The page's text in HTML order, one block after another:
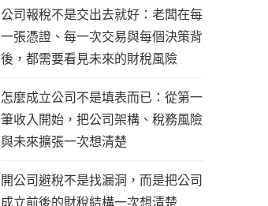
公司報稅不是交出去就好：老闆在每
一張憑證、每一次交易與每個決策背
後，都需要看見未來的財稅風險
怎麼成立公司不是填表而已：從第一
筆收入開始，把公司架構、稅務風險
與未來擴張一次想清楚
開公司避稅不是找漏洞，而是把公司
成立前後的財稅結構一次想清楚